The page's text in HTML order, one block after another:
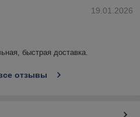
19.01.2026
быстрая доставка.
отзывы